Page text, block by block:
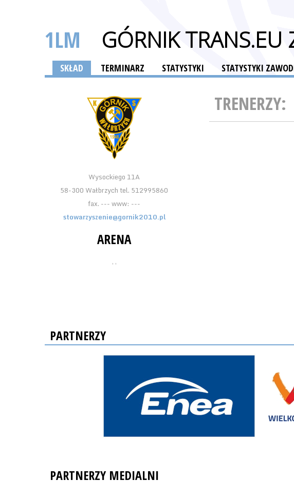
1LM GÓRNIK TRANS.EU
SKŁAD TERMINARZ STATYSTYKI STATYSTYKI
Wysockiego 11A
58-300 Wałbrzych tel. 512995860
fax. --- www: ---
stowarzyszenie@gornik2010.pl
ARENA
, ,
TRENERZY:
PARTNERZY
PARTNERZY MEDIALNI